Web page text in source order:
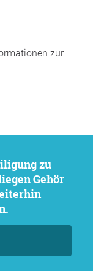
zur
Gehör